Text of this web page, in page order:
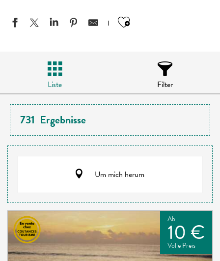
Ajouter aux
Liste Filter
731 Ergebnisse
Um mich herum
Ab
10 €
Volle Preis